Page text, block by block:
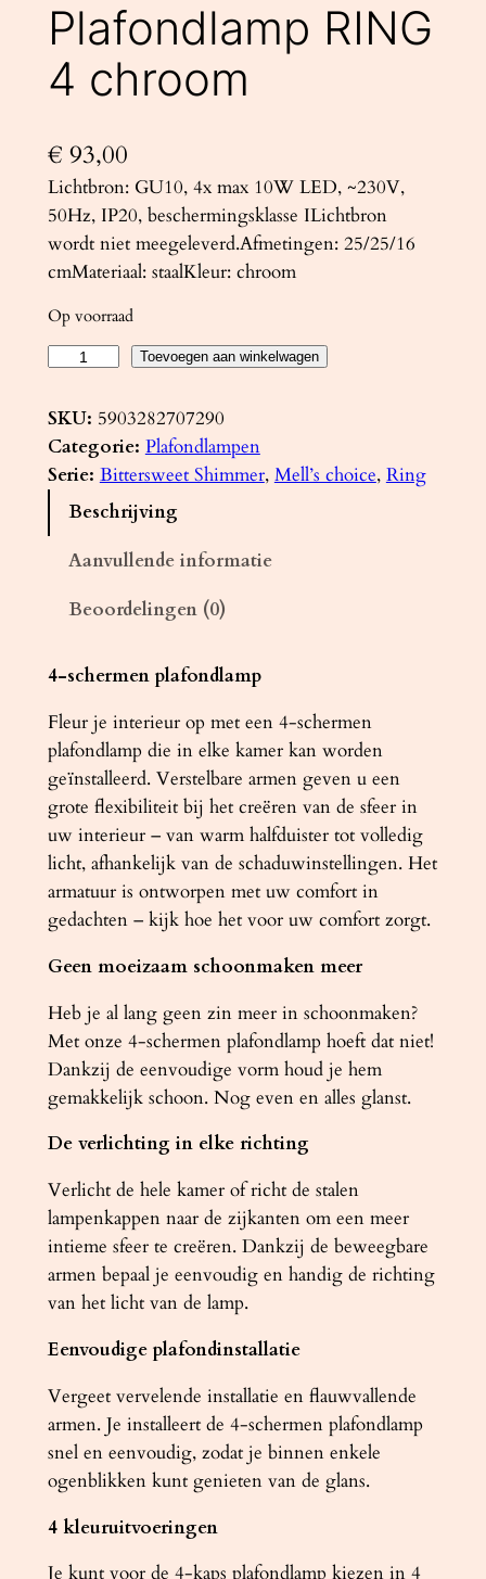
Plafondlamp RING
4 chroom
€ 93,00
Lichtbron: GU10, 4x max 10W LED, ~230V,
50Hz, IP20, beschermingsklasse ILichtbron
wordt niet meegeleverd.Afmetingen: 25/25/16
cmMateriaal: staalKleur: chroom
Op voorraad
a
f
o
R
N
G
4
c
h
r
o
o
a
a
n
t
a
Toevoegen aan winkelwagen
SKU: 5903282707290
Categorie: Plafondlampen
Serie: Bittersweet Shimmer, Mell’s choice, Ring
Beschrijving
Aanvullende informatie
Beoordelingen (0)
4-schermen plafondlamp
Fleur je interieur op met een 4-schermen
plafondlamp die in elke kamer kan worden
geïnstalleerd. Verstelbare armen geven u een
grote flexibiliteit bij het creëren van de sfeer in
uw interieur – van warm halfduister tot volledig
licht, afhankelijk van de schaduwinstellingen. Het
armatuur is ontworpen met uw comfort in
gedachten – kijk hoe het voor uw comfort zorgt.
Geen moeizaam schoonmaken meer
Heb je al lang geen zin meer in schoonmaken?
Met onze 4-schermen plafondlamp hoeft dat niet!
Dankzij de eenvoudige vorm houd je hem
gemakkelijk schoon. Nog even en alles glanst.
De verlichting in elke richting
Verlicht de hele kamer of richt de stalen
lampenkappen naar de zijkanten om een ​​meer
intieme sfeer te creëren. Dankzij de beweegbare
armen bepaal je eenvoudig en handig de richting
van het licht van de lamp.
Eenvoudige plafondinstallatie
Vergeet vervelende installatie en flauwvallende
armen. Je installeert de 4-schermen plafondlamp
snel en eenvoudig, zodat je binnen enkele
ogenblikken kunt genieten van de glans.
4 kleuruitvoeringen
Je kunt voor de 4-kaps plafondlamp kiezen in 4